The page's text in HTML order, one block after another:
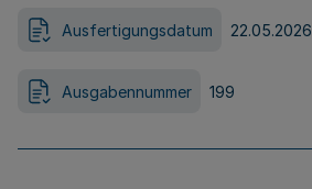
Ausfertigungsdatum 22.05.2026
Ausgabennummer 199